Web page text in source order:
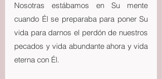
Nosotras estábamos en Su mente
cuando Él se preparaba para poner Su
vida para darnos el perdón de nuestros
pecados y vida abundante ahora y vida
eterna con Él.